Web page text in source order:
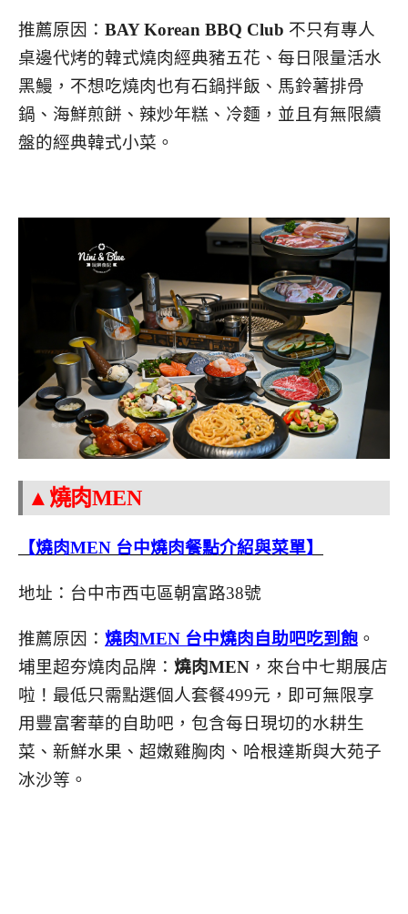
推薦原因： BAY Korean BBQ Club 不只有專人
桌邊代烤的韓式燒肉經典豬五花、每日限量活水
黑鰻，不想吃燒肉也有石鍋拌飯、馬鈴薯排骨
鍋、海鮮煎餅、辣炒年糕、冷麵，並且有無限續
盤的經典韓式小菜。
▲燒肉MEN
【燒肉MEN 台中燒肉餐點介紹與菜單】
地址：台中市西屯區朝富路38號
推薦原因： 燒肉MEN 台中燒肉自助吧吃到飽 。
埔里超夯燒肉品牌： 燒肉MEN ，來台中七期展店
啦！最低只需點選個人套餐499元，即可無限享
用豐富奢華的自助吧，包含每日現切的水耕生
菜、新鮮水果、超嫩雞胸肉、哈根達斯與大苑子
冰沙等。